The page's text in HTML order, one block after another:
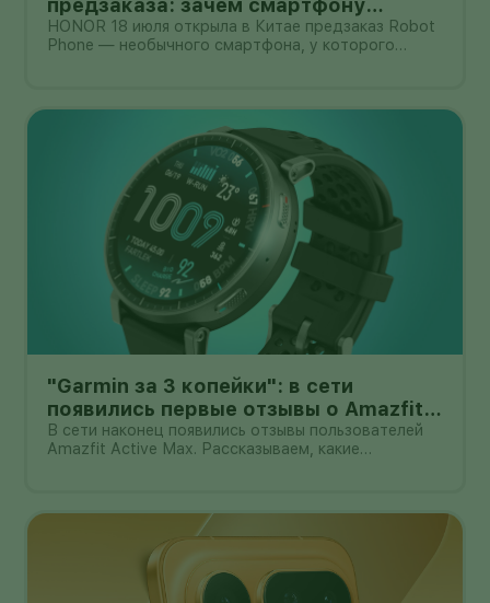
предзаказа: зачем смартфону
камера на роботизированной руке
HONOR 18 июля открыла в Китае предзаказ Robot
Phone — необычного смартфона, у которого
"Garmin за 3 копейки": в сети
появились первые отзывы о Amazfit
Active Max с оффлайн-картами
В сети наконец появились отзывы пользователей
Amazfit Active Max. Рассказываем, какие